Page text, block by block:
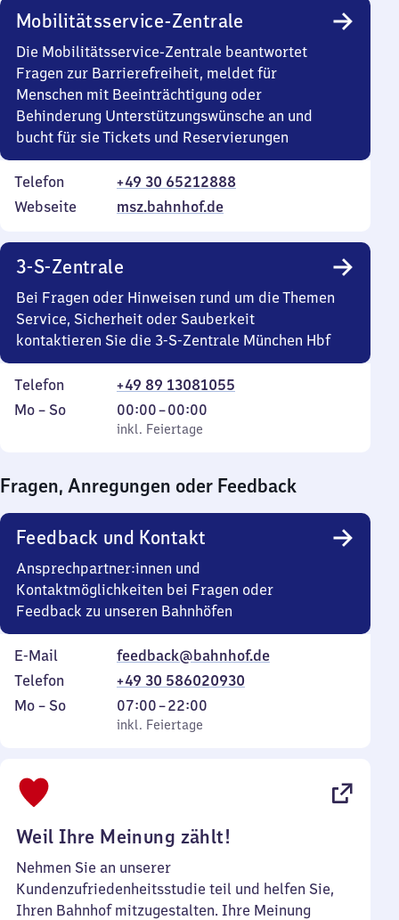
Mobilitätsservice-Zentrale
Die Mobilitätsservice-Zentrale beantwortet
Fragen zur Barrierefreiheit, meldet für
Menschen mit Beeinträchtigung oder
Behinderung Unterstützungswünsche an und
bucht für sie Tickets und Reservierungen
Telefon
+49 30 65212888
Webseite
msz.bahnhof.de
3-S-Zentrale
Bei Fragen oder Hinweisen rund um die Themen
Service, Sicherheit oder Sauberkeit
kontaktieren Sie die 3-S-Zentrale München Hbf
Telefon
+49 89 13081055
Montag
Mo – So,
inkl. Feiertage
00:00–00:00
Von
0
0
Uhr
inkl. Feiertage
Fragen, Anregungen oder Feedback
Feedback und Kontakt
Ansprechpartner:innen und
Kontaktmöglichkeiten bei Fragen oder
Feedback zu unseren Bahnhöfen
E-Mail
feedback@bahnhof.de
Telefon
+49 30 586020930
Montag
Mo – So,
inkl. Feiertage
07:00–22:00
Von
7
inkl. Feiertage
Weil Ihre Meinung zählt!
Nehmen Sie an unserer
Kundenzufriedenheitsstudie teil und helfen Sie,
Ihren Bahnhof mitzugestalten. Ihre Meinung